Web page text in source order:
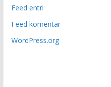
Feed entri
Feed komentar
WordPress.org